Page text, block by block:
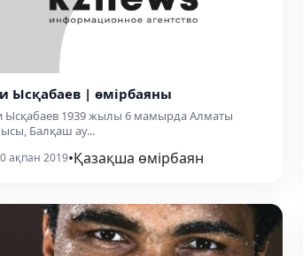
Ысқабаев | өмірбаяны
Ысқабаев 1939 жылы 6 мамырда Алматы
Балқаш ау...
ақпан 2019•Қазақша өмірбаян